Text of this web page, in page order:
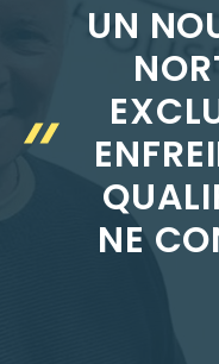
UN
NE